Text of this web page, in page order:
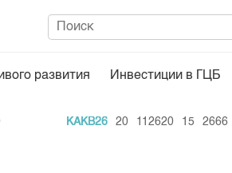
развития Инвестиции в ГЦБ
KAKB26 20 112620 15 2666